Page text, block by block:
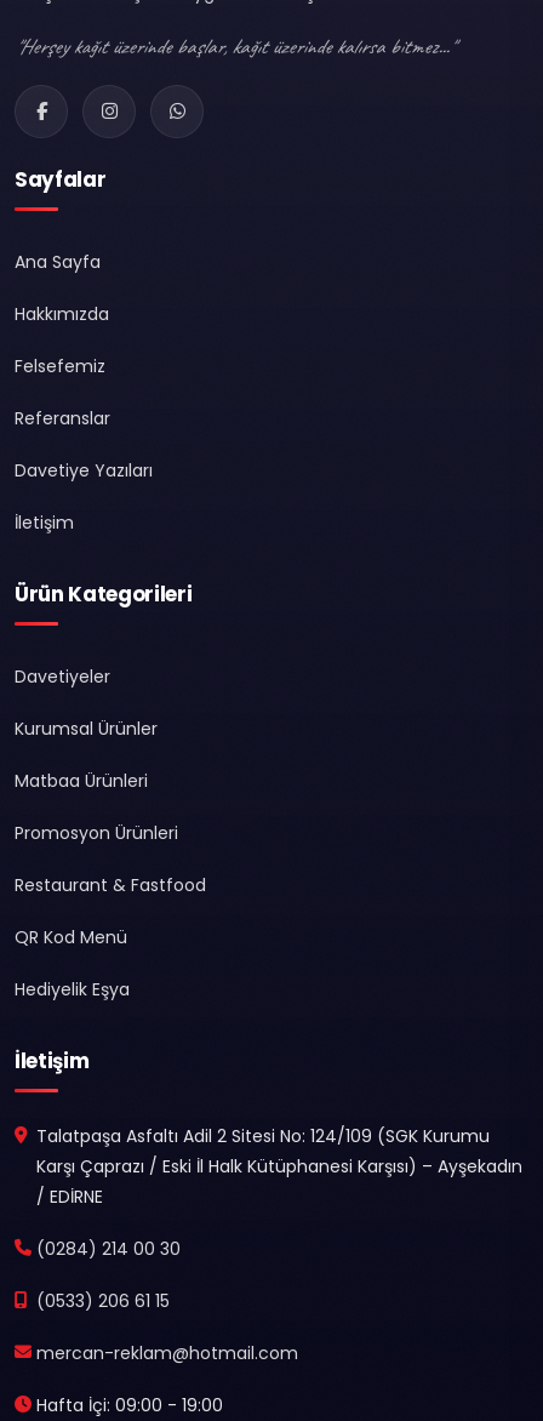
"Herşey kağıt üzerinde başlar, kağıt üzerinde kalırsa bitmez..."
Sayfalar
Ana Sayfa
Hakkımızda
Felsefemiz
Referanslar
Davetiye Yazıları
İletişim
Ürün Kategorileri
Davetiyeler
Kurumsal Ürünler
Matbaa Ürünleri
Promosyon Ürünleri
Restaurant & Fastfood
QR Kod Menü
Hediyelik Eşya
İletişim
Talatpaşa Asfaltı Adil 2 Sitesi No: 124/109 (SGK Kurumu
Karşı Çaprazı / Eski İl Halk Kütüphanesi Karşısı) – Ayşekadın
/ EDİRNE
(0284) 214 00 30
(0533) 206 61 15
mercan-reklam@hotmail.com
Hafta İçi: 09:00 - 19:00